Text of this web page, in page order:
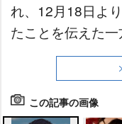
れ、12月18日よ
たことを伝えた
この記事の画像